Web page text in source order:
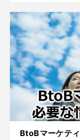
BtoBマーケテ